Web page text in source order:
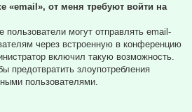
«email», от меня требуют войти на
пользователи могут отправлять email-
через встроенную в конференцию
включил такую возможность.
предотвратить злоупотребления
пользователями.